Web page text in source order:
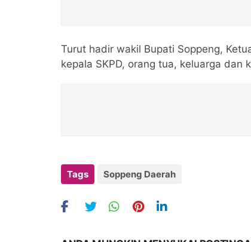
Turut hadir wakil Bupati Soppeng,
kepala SKPD, orang tua, keluarga dan
Tags Soppeng Daerah